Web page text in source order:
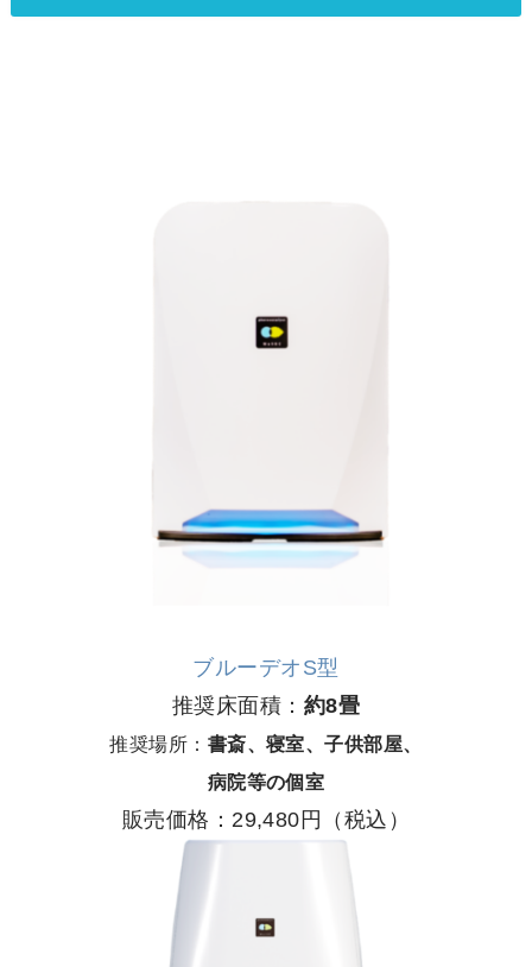
ブルーデオS型
推奨床面積： 約8畳
推奨場所： 書斎、寝室、子供部屋、
病院等の個室
販売価格：29,480円（税込）